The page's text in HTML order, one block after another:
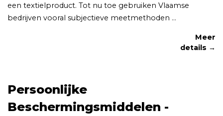
een textielproduct. Tot nu toe gebruiken Vlaamse
bedrijven vooral subjectieve meetmethoden ...
Meer
details →
Persoonlijke
Beschermingsmiddelen -